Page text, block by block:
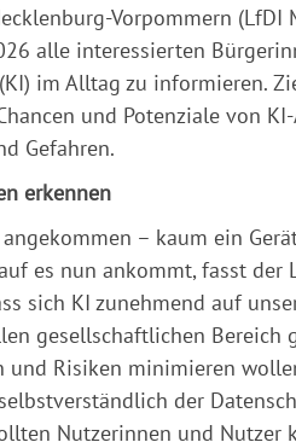
Vorpommern (LfDI
alle interessierten
im Alltag zu informieren.
und Potenziale von
Gefahren.
erkennen
– kaum ein
es nun ankommt, fasst
sich KI zunehmend auf
gesellschaftlichen
Risiken minimieren
der
Nutzerinnen und